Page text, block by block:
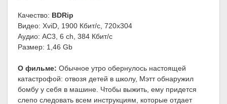
Качество: BDRip
Видео: XviD, 1900 Кбит/с, 720x304
Аудио: AC3, 6 ch, 384 Кбит/с
Размер: 1,46 Gb
О фильме: Обычное утро обернулось настоящей
катастрофой: отвозя детей в школу, Мэтт обнаружил
бомбу у себя в машине. Чтобы выжить, ему придется
слепо следовать всем инструкциям, которые отдает